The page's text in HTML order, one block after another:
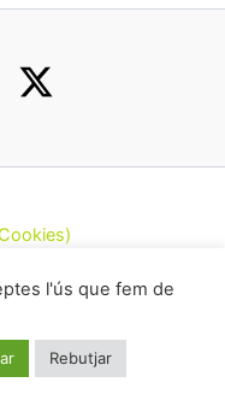
(CatFAC)
l'ús que fem de
Rebutjar